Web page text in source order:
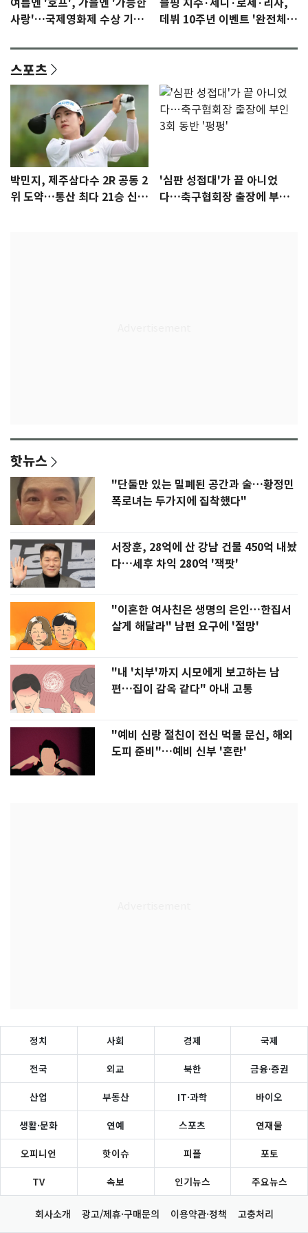
여름엔 '호프', 가을엔 '가능한
사랑'…국제영화제 수상 기대
블핑 지수·제니·로제·리사,
데뷔 10주년 이벤트 '완전체'
스포츠
박민지, 제주삼다수 2R 공동 2
위 도약…통산 최다 21승 신기
'심판 성접대'가 끝 아니었
다…축구협회장 출장에 부인
핫뉴스
"단둘만 있는 밀폐된 공간과 술…황정민
폭로녀는 두가지에 집착했다"
서장훈, 28억에 산 강남 건물 450억 내놨
다…세후 차익 280억 '잭팟'
"이혼한 여사친은 생명의 은인…한집서
살게 해달라" 남편 요구에 '절망'
"내 '치부'까지 시모에게 보고하는 남
편…집이 감옥 같다" 아내 고통
"예비 신랑 절친이 전신 먹물 문신, 해외
도피 준비"…예비 신부 '혼란'
정치 사회 경제 국제
전국 외교 북한 금융·증권
산업 부동산 IT·과학 바이오
생활·문화 연예 스포츠 연재물
오피니언 핫이슈 피플 포토
TV 속보 인기뉴스 주요뉴스
회사소개 광고/제휴·구매문의 이용약관·정책 고충처리